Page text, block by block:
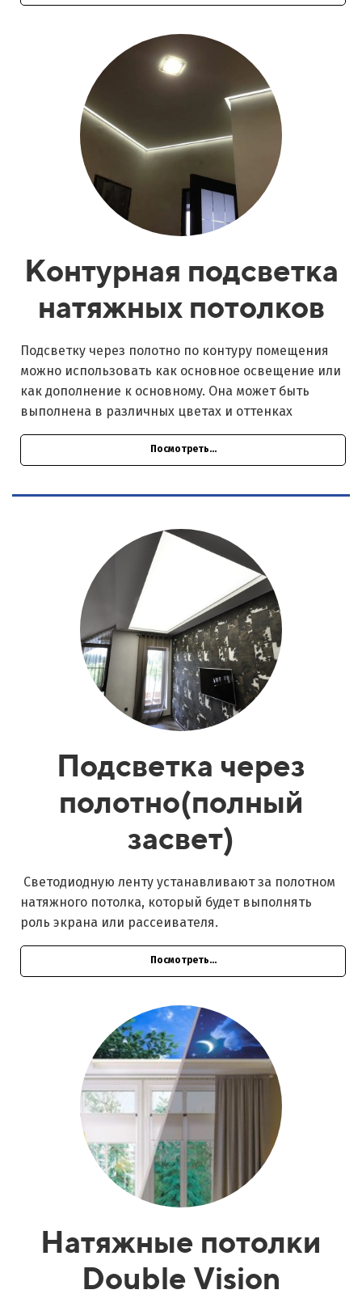
Контурная подсветка
натяжных потолков
Подсветку через полотно по контуру помещения
можно использовать как основное освещение или
как дополнение к основному. Она может быть
выполнена в различных цветах и оттенках
Посмотреть...
Подсветка через
полотно(полный
засвет)
Светодиодную ленту устанавливают за полотном
натяжного потолка, который будет выполнять
роль экрана или рассеивателя.
Посмотреть...
Натяжные потолки
Double Vision